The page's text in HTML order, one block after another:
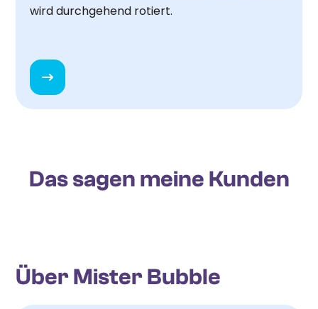
wird durchgehend rotiert.
Das sagen meine Kunden
Über Mister Bubble